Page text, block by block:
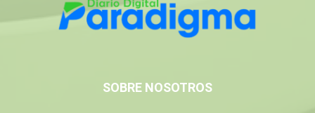
SOBRE NOSOTROS